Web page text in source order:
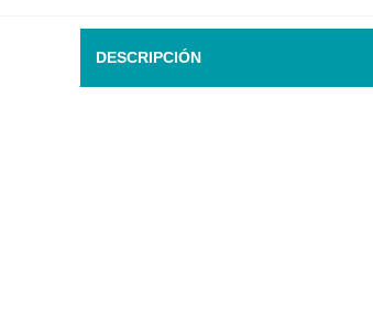
DESCRIPCIÓN